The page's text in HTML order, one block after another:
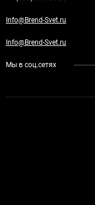
Info@Brend-Svet.ru
Info@Brend-Svet.ru
Мы в соц.сетях